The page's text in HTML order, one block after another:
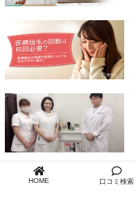
HOME 口コミ検索